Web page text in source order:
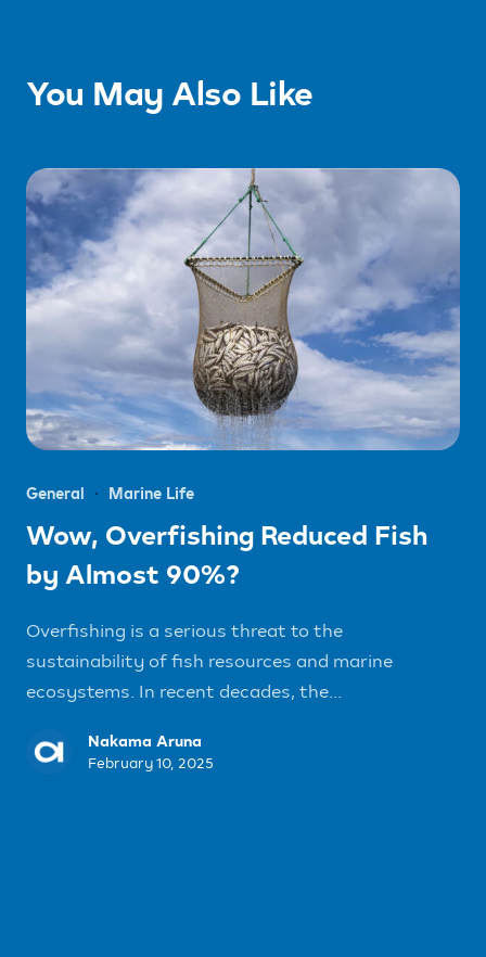
You May Also Like
General Marine Life
Wow, Overfishing Reduced Fish
by Almost 90%?
Overfishing is a serious threat to the
sustainability of fish resources and marine
ecosystems. In recent decades, the...
Nakama Aruna
February 10, 2025